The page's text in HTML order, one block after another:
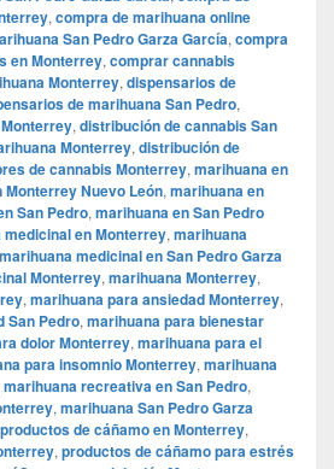
, compra de marihuana online
San Pedro Garza García, compra
en Monterrey, comprar cannabis
Monterrey, dispensarios de
de marihuana San Pedro,
, distribución de cannabis San
Monterrey, distribución de
de cannabis Monterrey, marihuana en
Monterrey Nuevo León, marihuana en
San Pedro, marihuana en San Pedro
medicinal en Monterrey, marihuana
marihuana medicinal en San Pedro Garza
Monterrey, marihuana Monterrey,
, marihuana para ansiedad Monterrey,
San Pedro, marihuana para bienestar
dolor Monterrey, marihuana para el
para insomnio Monterrey, marihuana
marihuana recreativa en San Pedro,
, marihuana San Pedro Garza
productos de cáñamo en Monterrey,
, productos de cáñamo para estrés